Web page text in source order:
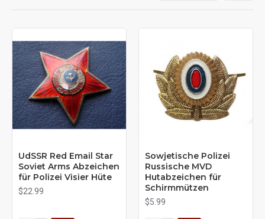
UdSSR Red Email Star
Soviet Arms Abzeichen
für Polizei Visier Hüte
$22.99
Sowjetische Polizei
Russische MVD
Hutabzeichen für
Schirmmützen
$5.99